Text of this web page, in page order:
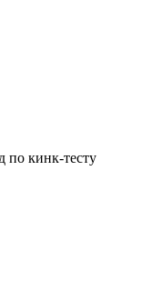
кинк-тесту